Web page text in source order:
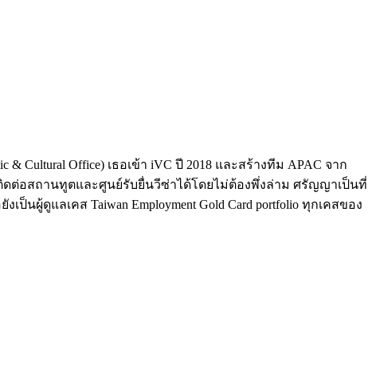
& Cultural Office) เธอเข้า iVC ปี 2018 และสร้างทีม APAC จาก
ดต่อสถานทูตและศูนย์รับยื่นวีซ่าได้โดยไม่ต้องพึ่งล่าม ศรัญญาเป็นที่
นผู้ดูแลเคส Taiwan Employment Gold Card portfolio ทุกเคสของ